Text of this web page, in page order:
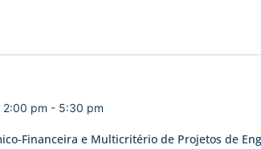
Financeira e Multicritério de Projetos de
2:00 pm - 5:30 pm